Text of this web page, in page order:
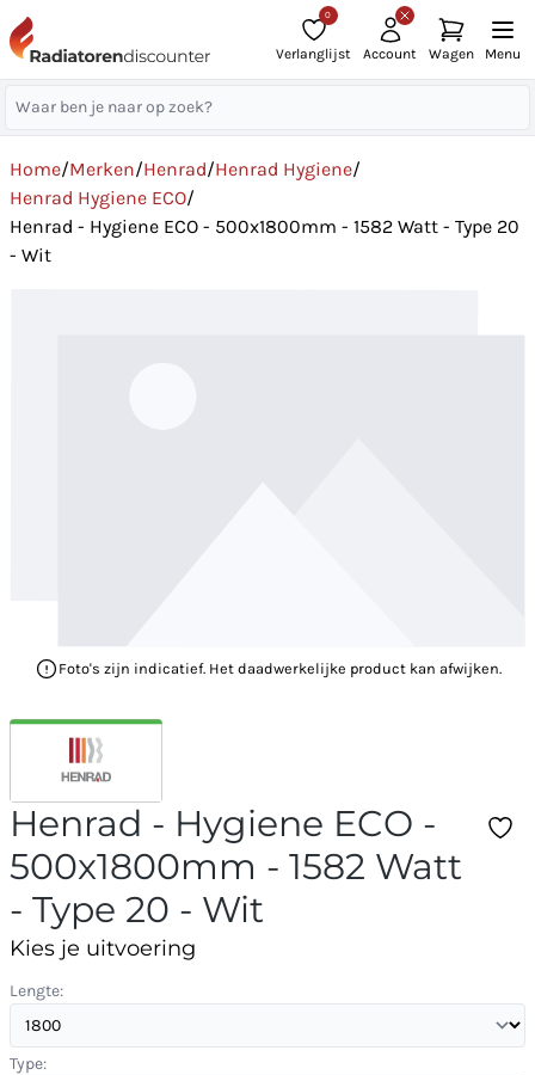
0
Verlanglijst Account Wagen Menu
Home/Merken/Henrad/Henrad Hygiene/
Henrad Hygiene ECO/
Henrad - Hygiene ECO - 500x1800mm - 1582 Watt - Type 20
- Wit
Foto's zijn indicatief. Het daadwerkelijke product kan afwijken.
Henrad - Hygiene ECO -
500x1800mm - 1582 Watt
- Type 20 - Wit
Kies je uitvoering
Lengte:
Type: